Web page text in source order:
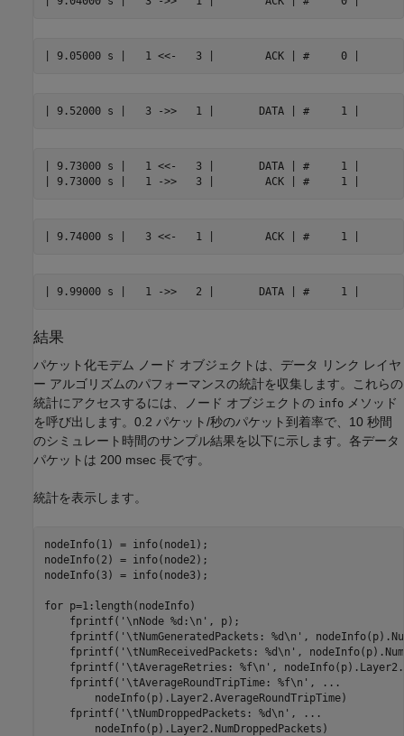
| 9.73000 s |   1 <<-   3 |       DATA | #     1 |
結果
パケット化モデム ノード オブジェクトは、データ リンク レイヤ
ー アルゴリズムのパフォーマンスの統計を収集します。これらの
統計にアクセスするには、ノード オブジェクトの info メソッド
を呼び出します。0.2 パケット/秒のパケット到着率で、10 秒間
のシミュレート時間のサンプル結果を以下に示します。各データ
パケットは 200 msec 長です。
統計を表示します。
nodeInfo(1) = info(node1);
nodeInfo(2) = info(node2);
nodeInfo(3) = info(node3);
for p=1:length(nodeInfo)
    fprintf(
'\nNode %d:\n' , p);
    fprintf(
'\tNumGeneratedPackets: %d\n' ,
    fprintf(
'\tNumReceivedPackets: %d\n' ,
    fprintf(
'\tAverageRetries: %f\n' ,
    fprintf(
'\tAverageRoundTripTime: %f\n' ,
...
        nodeInfo(p).Layer2.AverageRoundTripTime)
    fprintf(
'\tNumDroppedPackets: %d\n' ,
...
        nodeInfo(p).Layer2.NumDroppedPackets)